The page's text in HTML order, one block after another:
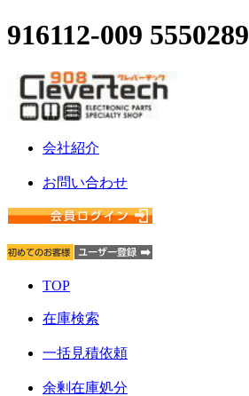
916112-009 5550289
会社紹介
お問い合わせ
TOP
在庫検索
一括見積依頼
余剰在庫処分